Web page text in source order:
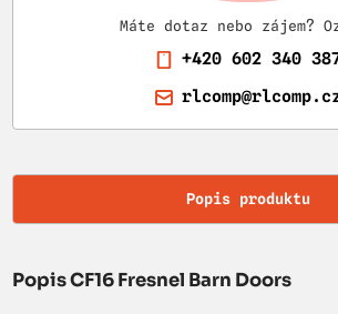
Máte dotaz nebo zájem?
+420 602 340
Popis produktu
Popis CF16 Fresnel Barn Doors